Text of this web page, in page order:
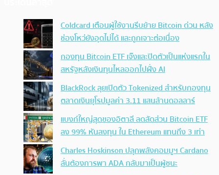
Coldcard เตือนผู้ใช้งานรีบย้าย Bitcoin ด่วน หลัง
ช่องโหว่ยังอุดไม่ได้ และถูกเจาะต่อเนื่อง
กองทุน Bitcoin ETF เจ๊งและปิดตัวเป็นแห่งแรกใน
สหรัฐหลังเงินทุนไหลออกไปฝั่ง AI
BlackRock ลุยเปิดตัว Tokenized สำหรับกองทุน
ตลาดเงินยุโรปมูลค่า 3.11 แสนล้านดอลลาร์
แบงก์ใหญ่สุดของอิตาลี ลดสัดส่วน Bitcoin ETF
ลง 99% หันลงทุน ใน Ethereum แทนถึง 3 เท่า
Charles Hoskinson ปลุกพลังคอมมูฯ Cardano
ลั่นต้องการพา ADA กลับมาเป็นผู้ชนะ